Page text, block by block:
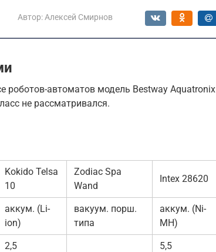
Автор: Алексей Смирнов
роботов-автоматов модель Bestway Aquatronix
не рассматривался.
Kokido Telsa
10
Zodiac Spa
Wand
Intex 28620
аккум. (Li-
ion)
вакуум. порш.
типа
аккум. (Ni-
MH)
2,5 5,5